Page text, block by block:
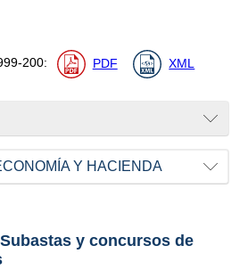
200: PDF XML
Y HACIENDA
y concursos de